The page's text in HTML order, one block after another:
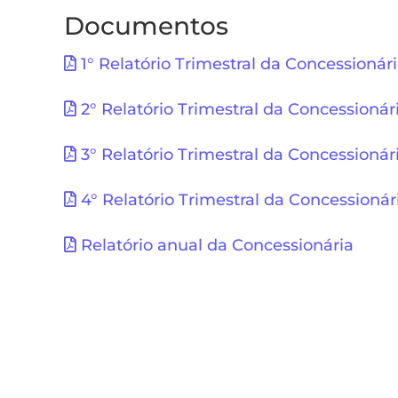
Documentos
1° Relatório Trimestral da
2° Relatório Trimestral da
3° Relatório Trimestral da
4° Relatório Trimestral da
Relatório anual da Concessionária